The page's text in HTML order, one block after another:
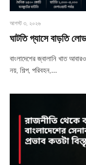
আগস্ট ৩, ২০২৬
ঘাটতি গ্যাসে বাড়তি
বাংলাদেশের জ্বালানি খাত
নয়, শিল্প, পরিবহন,…